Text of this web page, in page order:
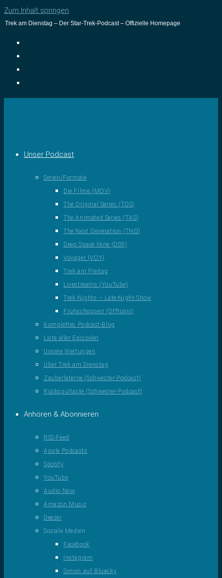
Zum Inhalt springen
Trek am Dienstag – Der Star-Trek-Podcast – Offizielle Homepage
Unser Podcast
Serien/Formate
Die Filme (MOV)
The Original Series (TOS)
The Animated Series (TAS)
The Next Generation (TNG)
Deep Space Nine (DS9)
Voyager (VOY)
Trek am Freitag
Livestreams (YouTube)
Trek Nights – Late-Night-Show
Frühschoppen (Offtopic)
Komplettes Podcast-Blog
Liste aller Episoden
Unsere Wertungen
Über Trek am Dienstag
Zauberlaterne (Schwester-Podcast)
Rückspultaste (Schwester-Podcast)
Anhören & Abonnieren
RSS-Feed
Apple Podcasts
Spotify
YouTube
Audio Now
Amazon Music
Deezer
Soziale Medien
Facebook
Instagram
Simon auf Bluesky